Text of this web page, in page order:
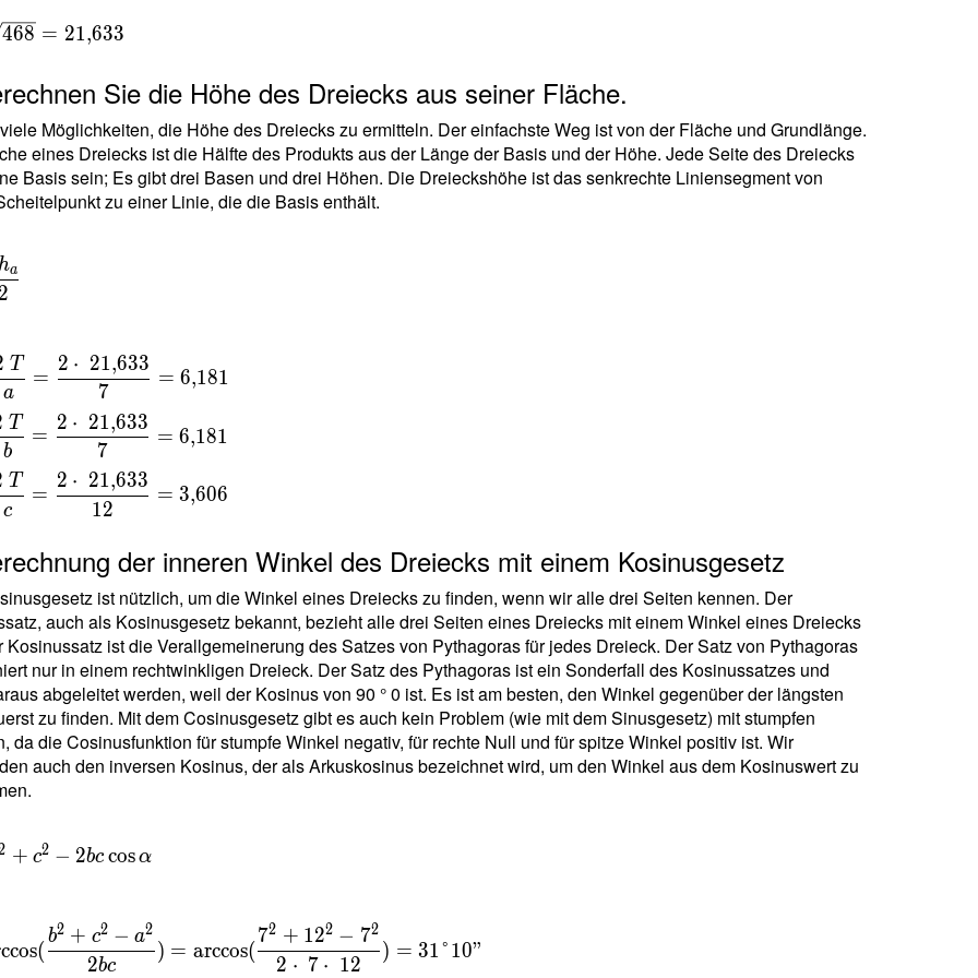
=
}
=
468 = 21,633
Sie die Höhe des Dreiecks aus seiner Fläche.
Möglichkeiten, die Höhe des Dreiecks zu ermitteln. Der einfachste Weg ist von der Fläche und Grundlänge.
eines Dreiecks ist die Hälfte des Produkts aus der Länge der Basis und der Höhe. Jede Seite des Dreiecks
Basis sein; Es gibt drei Basen und drei Höhen. Die Dreieckshöhe ist das senkrechte Liniensegment von
zu einer Linie, die die Basis enthält.
2
ha
a
T
=
7
2 ⋅ 21,633
= 6,181
b
T
=
7
2 ⋅ 21,633
= 6,181
c
T
=
12
2 ⋅ 21,633
= 3,606
der inneren Winkel des Dreiecks mit einem Kosinusgesetz
ist nützlich, um die Winkel eines Dreiecks zu finden, wenn wir alle drei Seiten kennen. Der
auch als Kosinusgesetz bekannt, bezieht alle drei Seiten eines Dreiecks mit einem Winkel eines Dreiecks
Kosinussatz ist die Verallgemeinerung des Satzes von Pythagoras für jedes Dreieck. Der Satz von Pythagoras
nur in einem rechtwinkligen Dreieck. Der Satz des Pythagoras ist ein Sonderfall des Kosinussatzes und
abgeleitet werden, weil der Kosinus von 90 ° 0 ist. Es ist am besten, den Winkel gegenüber der längsten
zu finden. Mit dem Cosinusgesetz gibt es auch kein Problem (wie mit dem Sinusgesetz) mit stumpfen
da die Cosinusfunktion für stumpfe Winkel negativ, für rechte Null und für spitze Winkel positiv ist. Wir
auch den inversen Kosinus, der als Arkuskosinus bezeichnet wird, um den Winkel aus dem Kosinuswert zu
+ c2 − 2bc cosα
(
2bc
b2 + c2 − a2
) = arccos(
2 ⋅ 7 ⋅ 12
72 + 122 − 72
) = 31°10"